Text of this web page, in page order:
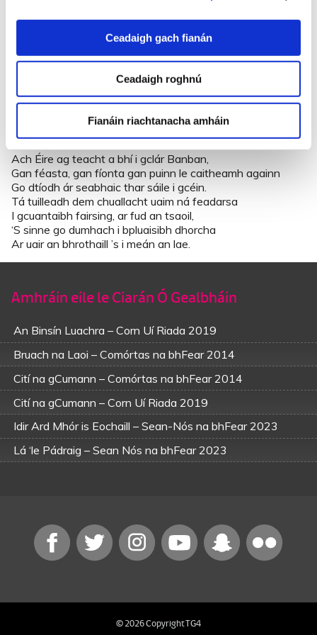
Ceadaigh gach fianán
Ceadaigh roghnú
Fianáin riachtanacha amháin
Ó anuas dhem bhaithis le barr mo mhéar
D’fhiafraíos arís go caoin den ainnir úd
Dén taobh den chathair ’nár seoladh mé.
An tú Pallas nó Athena nó an Dídó t’ainmse
Nó an tú Clíodhna Brí ó thír na tairngre?
Nó an tú ainnir thar toinn le’r chloíodh na dragaim léi,
D’fhúig mílte marbh dá grá ’s dá scéimh?
Ach Éire ag teacht a bhí i gclár Banban,
Gan féasta, gan fíonta gan puinn le caitheamh againn
Go dtíodh ár seabhaic thar sáile i gcéin.
Tá tuilleadh dem chuallacht uaim ná feadarsa
I gcuantaibh fairsing, ar fud an tsaoil,
‘S sinne go dumhach i bpluaisibh dhorcha
Ar uair an bhrothaill ’s i meán an lae.
Amhráin eile le Ciarán Ó Gealbháin
An Binsín Luachra – Corn Uí Riada 2019
Bruach na Laoi – Comórtas na bhFear 2014
Cití na gCumann – Comórtas na bhFear 2014
Cití na gCumann – Corn Uí Riada 2019
Idir Ard Mhór is Eochaill – Sean-Nós na bhFear 2023
Lá ‘le Pádraig – Sean Nós na bhFear 2023
© 2026 Copyright TG4